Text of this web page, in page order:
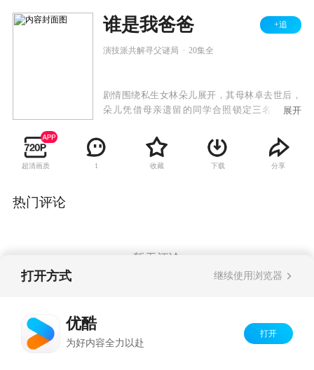
谁是我爸爸 +追
演技派共解寻父谜局 20集全
剧情围绕私生女林朵儿展开，其母林卓去世后，
朵儿凭借母亲遗留的同学合照锁定三名嫌疑人
师王奇。她以复仇姿态闯入三人生活，引发三个
家庭的情感震荡。随着朵儿罹患尿毒症的真相曝
光，三位男性陷入抉择：颜效锋放弃仕途承认父
展开
超清画质 1 收藏 下载 分享
热门评论
暂无评论
打开方式 继续使用浏览器
优酷
为好内容全力以赴
打开